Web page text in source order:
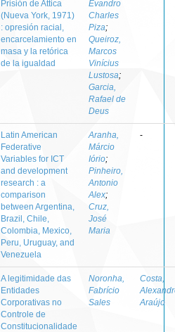
Prisión de Attica
(Nueva York, 1971)
: opresión racial,
encarcelamiento en
masa y la retórica
de la igualdad
Evandro
Charles
Piza;
Queiroz,
Marcos
Vinícius
Lustosa;
Garcia,
Rafael de
Deus
Latin American
Federative
Variables for ICT
and development
research : a
comparison
between Argentina,
Brazil, Chile,
Colombia, Mexico,
Peru, Uruguay, and
Venezuela
Aranha,
Márcio
Iório;
Pinheiro,
Antonio
Alex;
Cruz,
José
Maria
-
A legitimidade das
Entidades
Corporativas no
Controle de
Constitucionalidade
Noronha,
Fabrício
Sales
Costa,
Araújo